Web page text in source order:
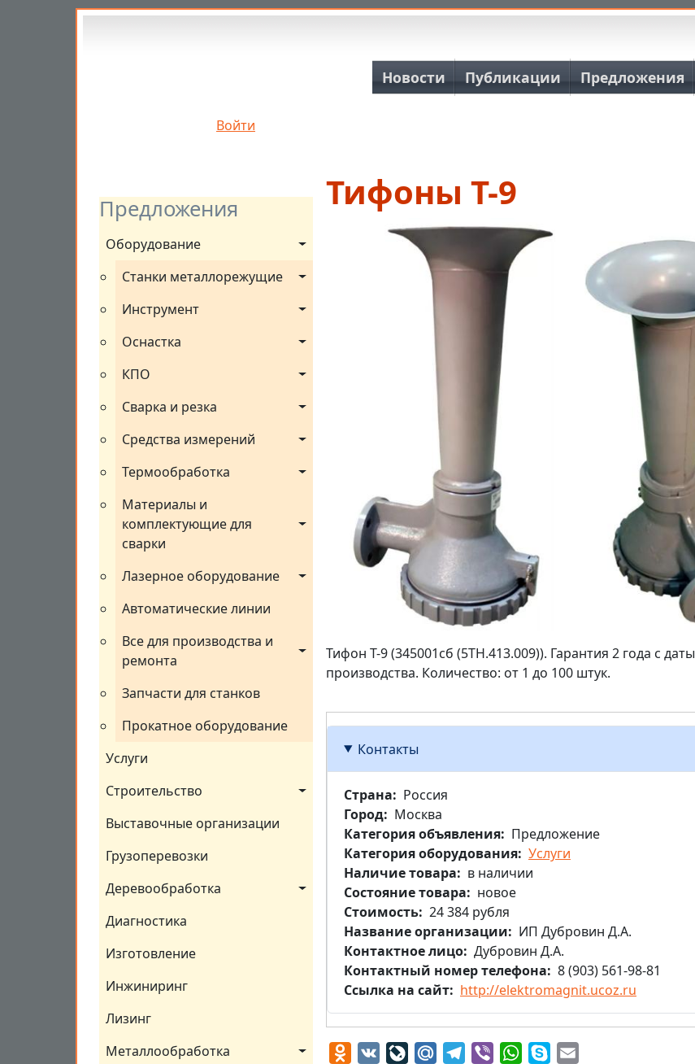
Перейти к основному содержанию
Войти
Основная навигация
Новости Публикации Предложения
Предложения
Оборудование
Станки металлорежущие
Инструмент
Оснастка
КПО
Сварка и резка
Средства измерений
Термообработка
Материалы и
комплектующие для
сварки
Лазерное оборудование
Автоматические линии
Все для производства и
ремонта
Запчасти для станков
Прокатное оборудование
Услуги
Строительство
Выставочные организации
Грузоперевозки
Деревообработка
Диагностика
Изготовление
Инжиниринг
Лизинг
Металлообработка
Тифоны Т-9
Тифон Т-9 (345001сб (5ТН.413.009)). Гарантия 2 года с даты
производства. Количество: от 1 до 100 штук.
Контакты
Страна
Россия
Город
Москва
Категория объявления
Предложение
Категория оборудования Услуги
Наличие товара
в наличии
Состояние товара
новое
Стоимость 24 384 рубля
Название организации
ИП Дубровин Д.А.
Контактное лицо Дубровин Д.А.
Контактный номер телефона
8 (903) 561-98-81
Ссылка на сайт
http://elektromagnit.ucoz.ru
Odnoklassniki
VK LiveJournal
Mail.RuTelegram
Viber WhatsApp
Skype